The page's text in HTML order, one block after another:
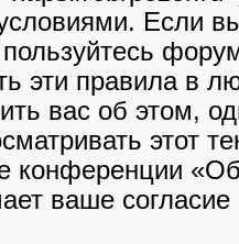
Если
пользуйтесь
эти правила в
вас об этом,
этот
конференции
ваше